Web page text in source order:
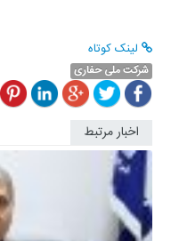
لینک کوتاه
شركت ملی حفاری
اخبار مرتبط